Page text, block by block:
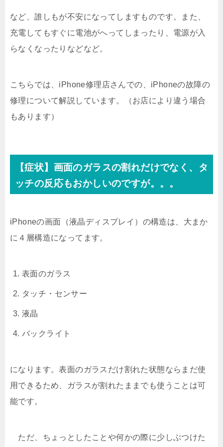
など、誰しもが不安になってしますものです。また、
充電してもすぐに電池がへってしまったり、電源が入
らなくなったりなどなど。
こちらでは、iPhone修理店さんでの、iPhoneの故障の
修理について解説しています。（お店により違う場合
もあります）
【症状】画面のガラスの割れだけでなく、タ
ッチの反応もおかしいのですが。。。
iPhoneの画面（液晶ディスプレイ）の構造は、大まか
に４層構造になってます。
表面のガラス
タッチ・センサー
液晶
バックライト
になります。表面のガラスだけ割れた状態ならまだ使
用できるため、ガラスが割れたままでも使うことは可
能です。
ただ、ちょっとしたことや何かの際に少しぶつけた